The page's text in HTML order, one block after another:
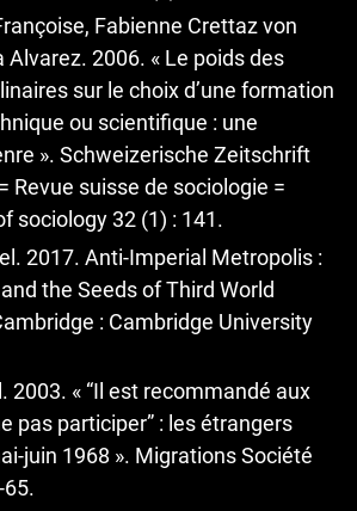
Fabienne Crettaz von
Alvarez. 2006. « Le poids des
sur le choix d’une formation
ou scientifique : une
». Schweizerische Zeitschrift
Revue suisse de sociologie =
sociology 32 (1) : 141.
2017. Anti-Imperial Metropolis :
the Seeds of Third World
: Cambridge University
2003. « “Il est recommandé aux
pas participer” : les étrangers
juin 1968 ». Migrations Société